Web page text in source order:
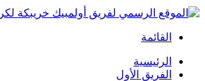
القائمة
الرئيسية
الفريق الأول